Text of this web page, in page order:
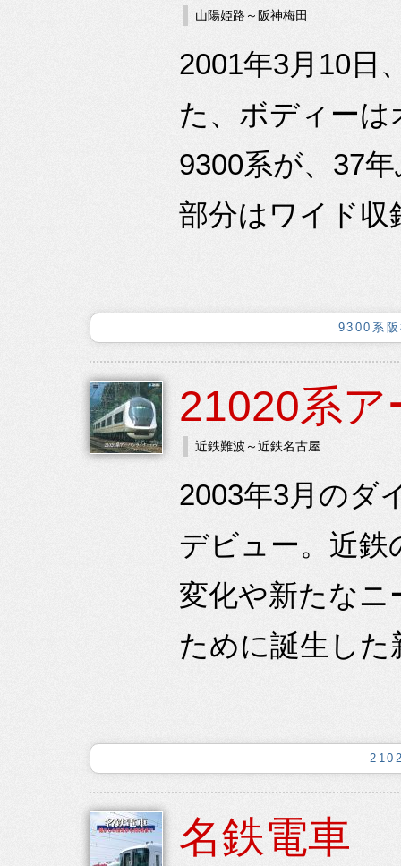
山陽姫路～阪神梅田
2001年3月10日
た、ボディー
9300系が、37
部分はワイド収
9300系
21020系
近鉄難波～近鉄名古屋
2003年3月のダ
デビュー。近
変化や新たなニ
ために誕生した
名鉄電車